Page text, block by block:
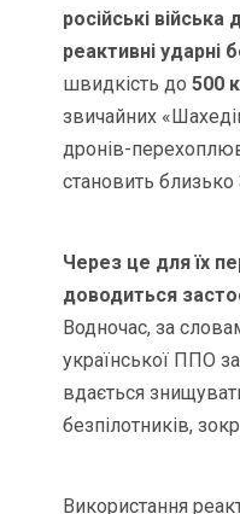
російські
реактивні ударні
швидкість до500
звичайних
дронів-
становить близько
Через це для їх
доводиться
Водночас, за
української ППО
вдається
безпілотників,
Використання